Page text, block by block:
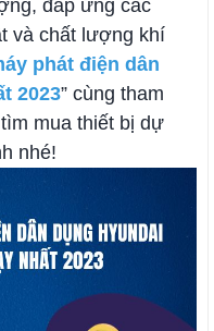
đáp ứng các
và chất lượng khí
phát điện dân
2023” cùng tham
mua thiết bị dự
nhé!